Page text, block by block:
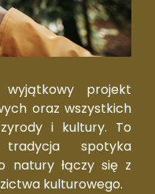
projekt
oraz wszystkich
i kultury. To
spotyka
natury łączy się z
kulturowego.